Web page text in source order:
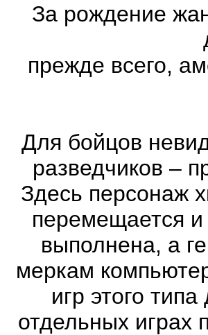
За рождение
прежде всего,
Для бойцов
разведчиков –
Здесь персонаж
перемещается и
выполнена, а
меркам
игр этого
отдельных играх